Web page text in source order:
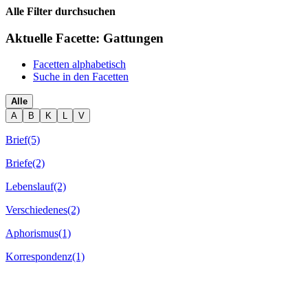
Alle Filter durchsuchen
Aktuelle Facette: Gattungen
Facetten alphabetisch
Suche in den Facetten
Alle
A
B K L V
Brief(5)
Briefe(2)
Lebenslauf(2)
Verschiedenes(2)
Aphorismus(1)
Korrespondenz(1)